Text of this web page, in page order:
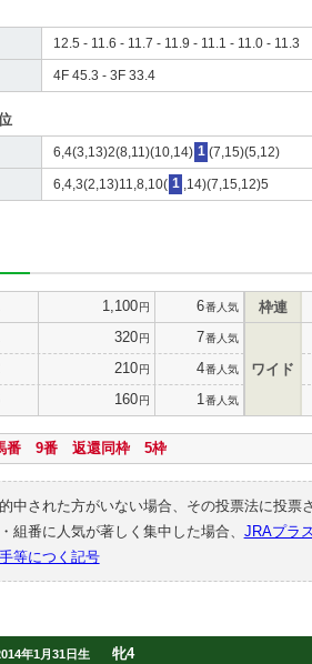
12.5 - 11.6 - 11.7 - 11.9 - 11.1 - 11.0 - 11.3
4F 45.3 - 3F 33.4
6,4(3,13)2(8,11)(10,14) 1 (7,15)(5,12)
6,4,3(2,13)11,8,10( 1 ,14)(7,15,12)5
1,100円 6番人気
320円 7番人気
210円 4番人気
160円 1 番人気
枠連
ワイド
番 9番 返還同枠 5枠
中された方がいない場合、その投票法に投票
組番に人気が著しく集中した場合、 JRAプラ
等につく記号
年1月31日生 牝4